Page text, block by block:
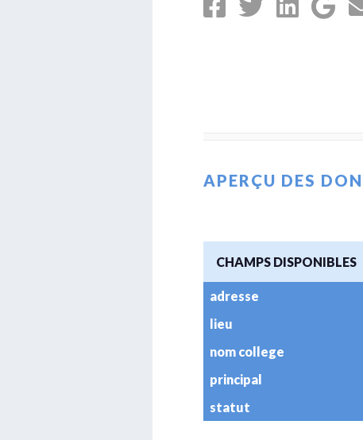
APERÇU DES
CHAMPS DISPONIBLES
adresse
lieu
nom college
principal
statut